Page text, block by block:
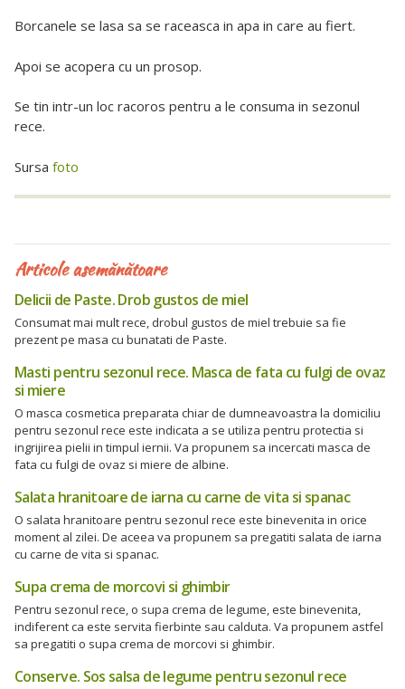
Borcanele se lasa sa se raceasca in apa in care au fiert.
Apoi se acopera cu un prosop.
Se tin intr-un loc racoros pentru a le consuma in sezonul
rece.
Sursa foto
Articole asemănătoare
Delicii de Paste. Drob gustos de miel
Consumat mai mult rece, drobul gustos de miel trebuie sa fie
prezent pe masa cu bunatati de Paste.
Masti pentru sezonul rece. Masca de fata cu fulgi de ovaz
si miere
O masca cosmetica preparata chiar de dumneavoastra la domiciliu
pentru sezonul rece este indicata a se utiliza pentru protectia si
ingrijirea pielii in timpul iernii. Va propunem sa incercati masca de
fata cu fulgi de ovaz si miere de albine.
Salata hranitoare de iarna cu carne de vita si spanac
O salata hranitoare pentru sezonul rece este binevenita in orice
moment al zilei. De aceea va propunem sa pregatiti salata de iarna
cu carne de vita si spanac.
Supa crema de morcovi si ghimbir
Pentru sezonul rece, o supa crema de legume, este binevenita,
indiferent ca este servita fierbinte sau calduta. Va propunem astfel
sa pregatiti o supa crema de morcovi si ghimbir.
Conserve. Sos salsa de legume pentru sezonul rece